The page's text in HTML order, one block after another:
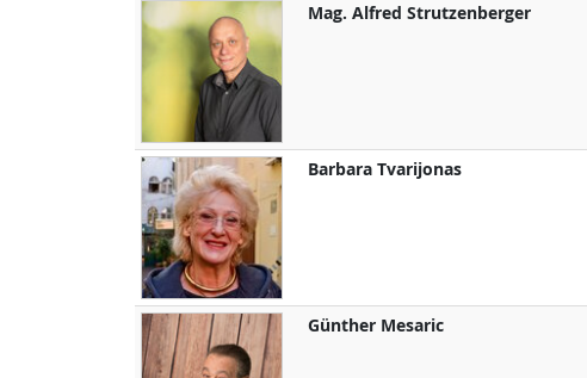
Mag. Alfred Strutzenberger
Barbara Tvarijonas
Günther Mesaric